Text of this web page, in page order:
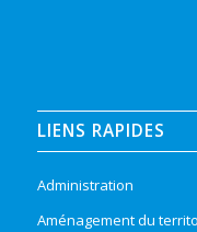
LIENS RAPIDES
Administration
Aménagement du